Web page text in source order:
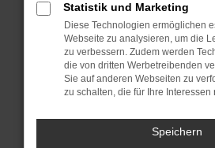
deine Suchmaschine?
Prüfe deine
Manche Erweiterungen,
Werbeblocker, können
bestimmter Seiten
Funktioniert die Seite in
Browser oder in einem
Statistik und Marketing
Diese Technologien ermöglichen
Webseite zu analysieren, um die
zu verbessern. Zudem werden
die von dritten Werbetreibenden
Sie auf anderen Webseiten zu
zu schalten, die für Ihre Interessen
Speichern